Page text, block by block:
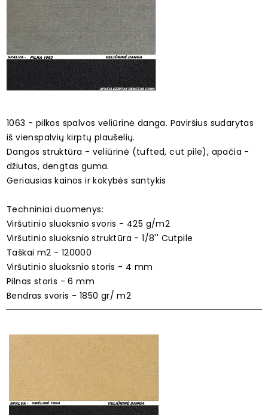
1063 - pilkos spalvos veliūrinė danga. Paviršius sudarytas
iš vienspalvių kirptų plaušelių.
Dangos struktūra - veliūrinė (tufted, cut pile), apačia -
džiutas, dengtas guma.
Geriausias kainos ir kokybės santykis
Techniniai duomenys:
Viršutinio sluoksnio svoris - 425 g/m2
Viršutinio sluoksnio struktūra - 1/8'' Cutpile
Taškai m2 - 120000
Viršutinio sluoksnio storis - 4 mm
Pilnas storis - 6 mm
Bendras svoris - 1850 gr/ m2